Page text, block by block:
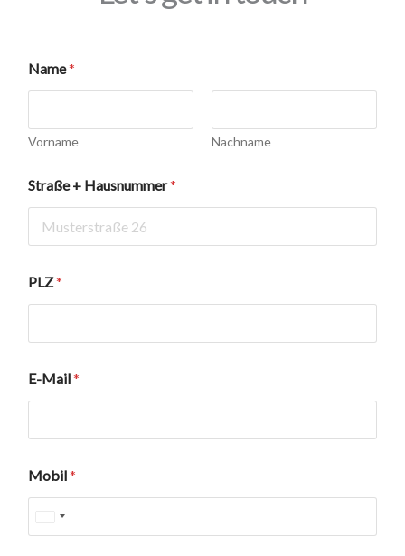
Name*
Vorname Nachname
Straße + Hausnummer*
PLZ*
E-Mail*
Mobil*